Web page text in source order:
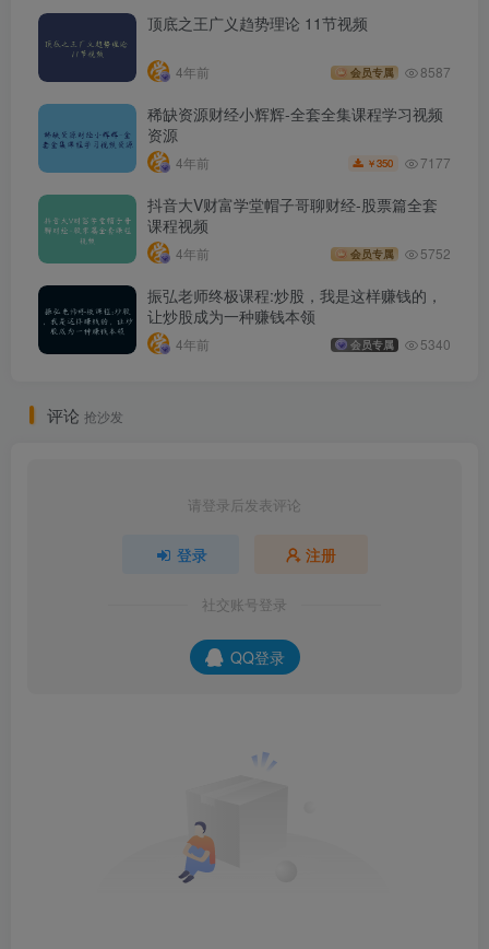
顶底之王广义趋势理论 11节视频
4年前 会员专属 8587
稀缺资源财经小辉辉-全套全集课程学习视频
资源
4年前 ￥350 7177
抖音大V财富学堂帽子哥聊财经-股票篇全套
课程视频
4年前 会员专属 5752
振弘老师终极课程:炒股，我是这样赚钱的，
让炒股成为一种赚钱本领
4年前 会员专属 5340
评论 抢沙发
请登录后发表评论
登录 注册
社交账号登录
QQ登录